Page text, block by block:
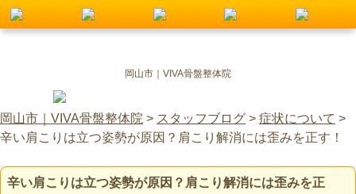
岡山市｜VIVA骨盤整体院
岡山市｜VIVA骨盤整体院 > スタッフブログ > 症状について >
辛い肩こりは立つ姿勢が原因？肩こり解消には歪みを正す！
辛い肩こりは立つ姿勢が原因？肩こり解消には歪みを正